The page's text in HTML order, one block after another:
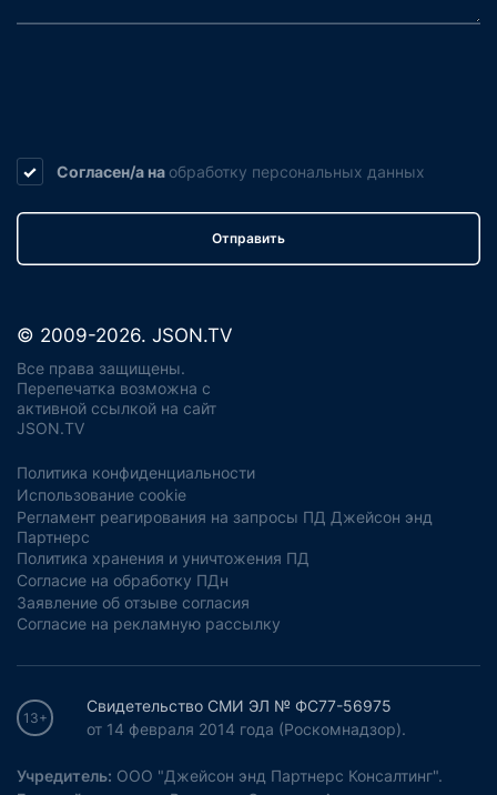
Согласен/а на обработку персональных данных
Отправить
© 2009-2026. JSON.TV
Все права защищены.
Перепечатка возможна с
активной ссылкой на сайт
JSON.TV
Политика конфиденциальности
Использование cookie
Регламент реагирования на запросы ПД Джейсон энд
Партнерс
Политика хранения и уничтожения ПД
Согласие на обработку ПДн
Заявление об отзыве согласия
Согласие на рекламную рассылку
13+
Свидетельство СМИ ЭЛ № ФС77-56975
от 14 февраля 2014 года (Роскомнадзор).
Учредитель: ООО "Джейсон энд Партнерс Консалтинг".